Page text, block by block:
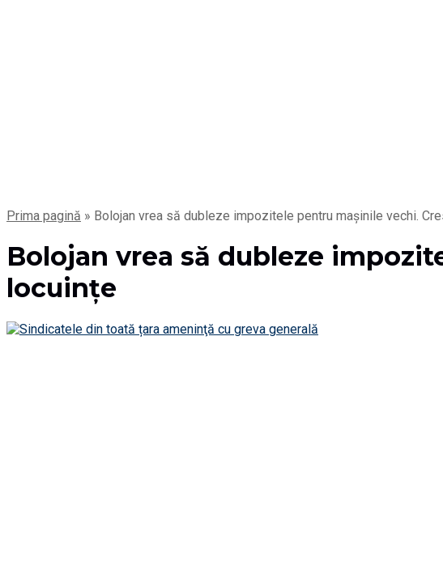
Prima pagină » Bolojan vrea să dubleze impozitele pentru mașinile vechi.
Bolojan vrea să dubleze
locuințe